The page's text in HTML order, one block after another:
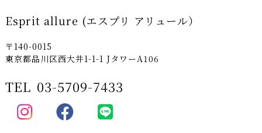
Esprit allure (エスプリ アリュール）
〒140-0015
東京都品川区西大井1-1-1 JタワーA106
TEL 03-5709-7433